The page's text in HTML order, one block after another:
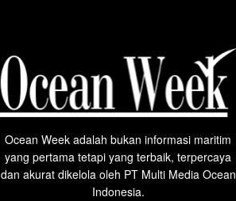
Ocean Week adalah bukan informasi maritim
yang pertama tetapi yang terbaik, terpercaya
dan akurat dikelola oleh PT Multi Media Ocean
Indonesia.